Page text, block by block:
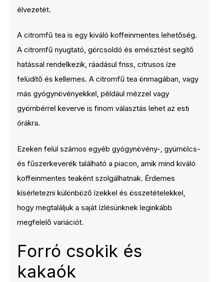
élvezetét.
A citromfű tea is egy kiváló koffeinmentes lehetőség.
A citromfű nyugtató, görcsoldó és emésztést segítő
hatással rendelkezik, ráadásul friss, citrusos íze
felüdítő és kellemes. A citromfű tea önmagában, vagy
más gyógynövényekkel, például mézzel vagy
gyömbérrel keverve is finom választás lehet az esti
órákra.
Ezeken felül számos egyéb gyógynövény-, gyümölcs-
és fűszerkeverék található a piacon, amik mind kiváló
koffeinmentes teaként szolgálhatnak. Érdemes
kísérletezni különböző ízekkel és összetételekkel,
hogy megtaláljuk a saját ízlésünknek leginkább
megfelelő variációt.
Forró csokik és
kakaók